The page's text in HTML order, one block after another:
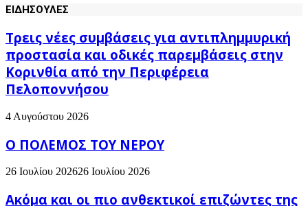
ΕΙΔΗΣΟΥΛΕΣ
Τρεις νέες συμβάσεις για αντιπλημμυρική
προστασία και οδικές παρεμβάσεις στην
Κορινθία από την Περιφέρεια
Πελοποννήσου
4 Αυγούστου 2026
Ο ΠΟΛΕΜΟΣ ΤΟΥ ΝΕΡΟΥ
26 Ιουλίου 202626 Ιουλίου 2026
Ακόμα και οι πιο ανθεκτικοί επιζώντες της